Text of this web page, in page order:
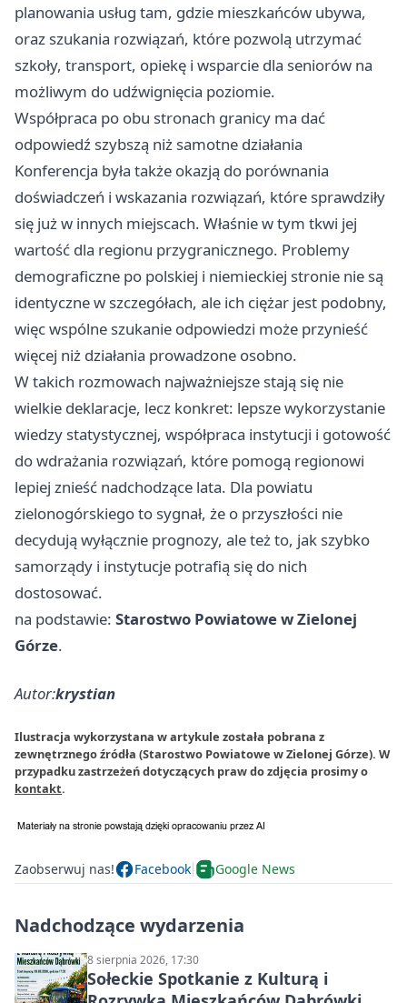
planowania usług tam, gdzie mieszkańców ubywa,
oraz szukania rozwiązań, które pozwolą utrzymać
szkoły, transport, opiekę i wsparcie dla seniorów na
możliwym do udźwignięcia poziomie.
Współpraca po obu stronach granicy ma dać
odpowiedź szybszą niż samotne działania
Konferencja była także okazją do porównania
doświadczeń i wskazania rozwiązań, które sprawdziły
się już w innych miejscach. Właśnie w tym tkwi jej
wartość dla regionu przygranicznego. Problemy
demograficzne po polskiej i niemieckiej stronie nie są
identyczne w szczegółach, ale ich ciężar jest podobny,
więc wspólne szukanie odpowiedzi może przynieść
więcej niż działania prowadzone osobno.
W takich rozmowach najważniejsze stają się nie
wielkie deklaracje, lecz konkret: lepsze wykorzystanie
wiedzy statystycznej, współpraca instytucji i gotowość
do wdrażania rozwiązań, które pomogą regionowi
lepiej znieść nadchodzące lata. Dla powiatu
zielonogórskiego to sygnał, że o przyszłości nie
decydują wyłącznie prognozy, ale też to, jak szybko
samorządy i instytucje potrafią się do nich
dostosować.
na podstawie: Starostwo Powiatowe w Zielonej
Górze.
Autor:krystian
Ilustracja wykorzystana w artykule została pobrana z
zewnętrznego źródła (Starostwo Powiatowe w Zielonej Górze). W
przypadku zastrzeżeń dotyczących praw do zdjęcia prosimy o
kontakt.
Zaobserwuj nas! Facebook Google News
Nadchodzące wydarzenia
8 sierpnia 2026, 17:30
Sołeckie Spotkanie z Kulturą i